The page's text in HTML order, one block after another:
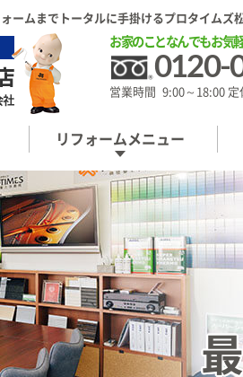
ーム までトータルに手掛けるプロタイムズ
お家のことなんでもお気
0120-
営業時間 9:00～18:00
リフォームメニュー